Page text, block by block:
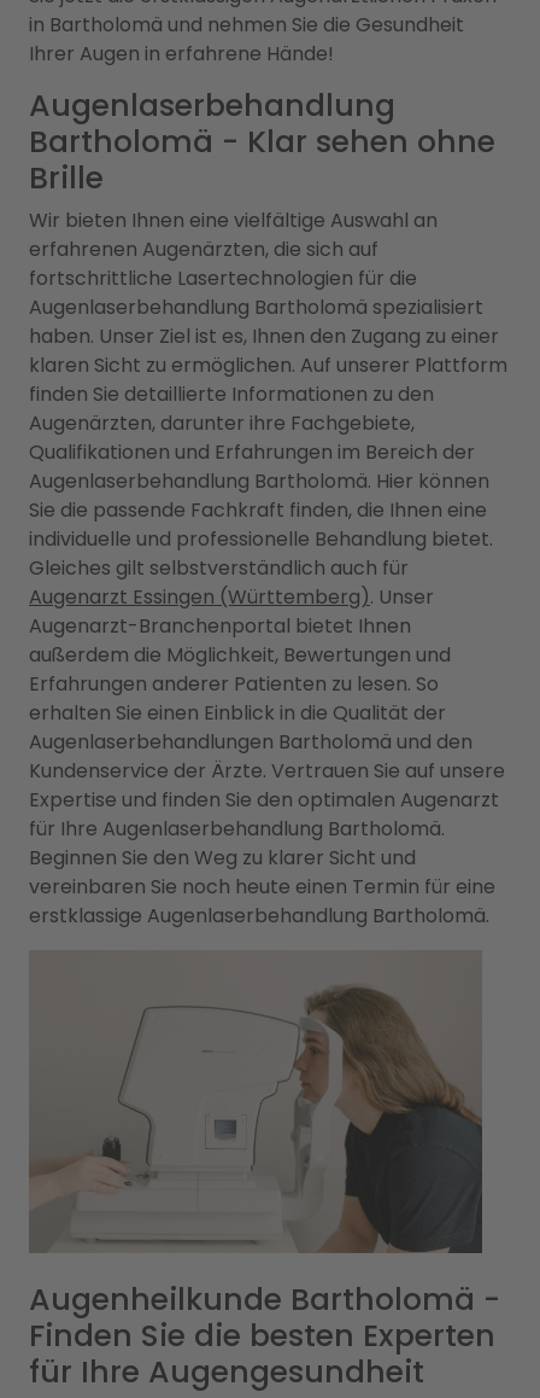
in Bartholomä und nehmen Sie die Gesundheit
Ihrer Augen in erfahrene Hände!
Augenlaserbehandlung
Bartholomä - Klar sehen ohne
Brille
Wir bieten Ihnen eine vielfältige Auswahl an
erfahrenen Augenärzten, die sich auf
fortschrittliche Lasertechnologien für die
Augenlaserbehandlung Bartholomä spezialisiert
haben. Unser Ziel ist es, Ihnen den Zugang zu einer
klaren Sicht zu ermöglichen. Auf unserer Plattform
finden Sie detaillierte Informationen zu den
Augenärzten, darunter ihre Fachgebiete,
Qualifikationen und Erfahrungen im Bereich der
Augenlaserbehandlung Bartholomä. Hier können
Sie die passende Fachkraft finden, die Ihnen eine
individuelle und professionelle Behandlung bietet.
Gleiches gilt selbstverständlich auch für
Augenarzt Essingen (Württemberg). Unser
Augenarzt-Branchenportal bietet Ihnen
außerdem die Möglichkeit, Bewertungen und
Erfahrungen anderer Patienten zu lesen. So
erhalten Sie einen Einblick in die Qualität der
Augenlaserbehandlungen Bartholomä und den
Kundenservice der Ärzte. Vertrauen Sie auf unsere
Expertise und finden Sie den optimalen Augenarzt
für Ihre Augenlaserbehandlung Bartholomä.
Beginnen Sie den Weg zu klarer Sicht und
vereinbaren Sie noch heute einen Termin für eine
erstklassige Augenlaserbehandlung Bartholomä.
Augenheilkunde Bartholomä -
Finden Sie die besten Experten
für Ihre Augengesundheit